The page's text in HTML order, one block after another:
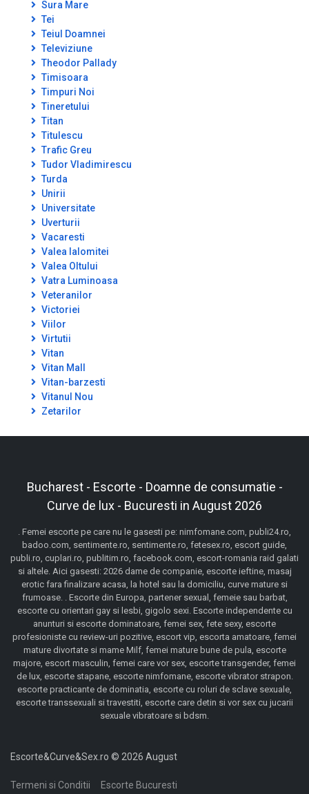
Sura Mare
Tei
Teiul Doamnei
Televiziune
Theodor Pallady
Timisoara
Timpuri Noi
Tineretului
Titan
Titulescu
Trafic Greu
Tudor Vladimirescu
Turda
Unirii
Universitate
Uverturii
Vacaresti
Valea Ialomitei
Valea Oltului
Vatra Luminoasa
Veteranilor
Victoriei
Viilor
Virtutii
Vitan
Vitan Mall
Vitan-barzesti
Vitanul Nou
Zetarilor
Bucharest - Escorte - Doamne de consumatie -
Curve de lux - Bucuresti in August 2026
. Femei escorte pe care nu le gasesti pe: nimfomane.com, publi24.ro,
badoo.com, sentimente.ro, sentimente.ro, fetesex.ro, escort guide,
publi.ro, cuplari.ro, publitim.ro, facebook.com, escort-romania raid galati
si altele. Aici gasesti: 2026 dame de companie, escorte ieftine, masaj
erotic fara finalizare acasa, la hotel sau la domiciliu, curve mature si
frumoase. . Escorte din Europa, partener sexual, femeie sau barbat,
escorte cu orientari gay si lesbi, gigolo sexi. Escorte independente cu
anunturi si escorte dominatoare, femei sex, fete sexy, escorte
profesioniste cu review-uri pozitive, escort vip, escorta amatoare, femei
mature divortate si mame Milf, femei mature bune de pula, escorte
majore, escort masculin, femei care vor sex, escorte transgender, femei
de lux, escorte stapane, escorte nimfomane, escorte vibrator strapon.
escorte practicante de dominatia, escorte cu roluri de sclave sexuale,
escorte transsexuali si travestiti, escorte care detin si vor sex cu jucarii
sexuale vibratoare si bdsm.
Escorte&Curve&Sex.ro © 2026 August
Termeni si Conditii Escorte Bucuresti